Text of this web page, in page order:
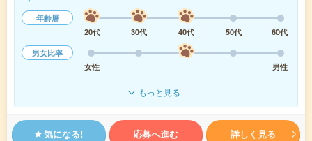
年齢層
20代
30代 40代 50代
60代
男女比率
女性
男性
もっと見る
気になる! 応募へ進む 詳しく見る